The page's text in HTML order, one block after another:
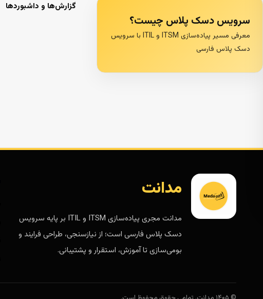
سرویس دسک پلاس چیست؟
معرفی مسیر پیاده‌سازی ITSM و ITIL با سرویس
دسک پلاس فارسی
گزارش‌ها و داشبوردها
مدانت
مدانت مجری پیاده‌سازی ITSM و ITIL بر پایه سرویس
دسک پلاس فارسی است؛ از نیازسنجی، طراحی فرایند و
بومی‌سازی تا آموزش، استقرار و پشتیبانی.